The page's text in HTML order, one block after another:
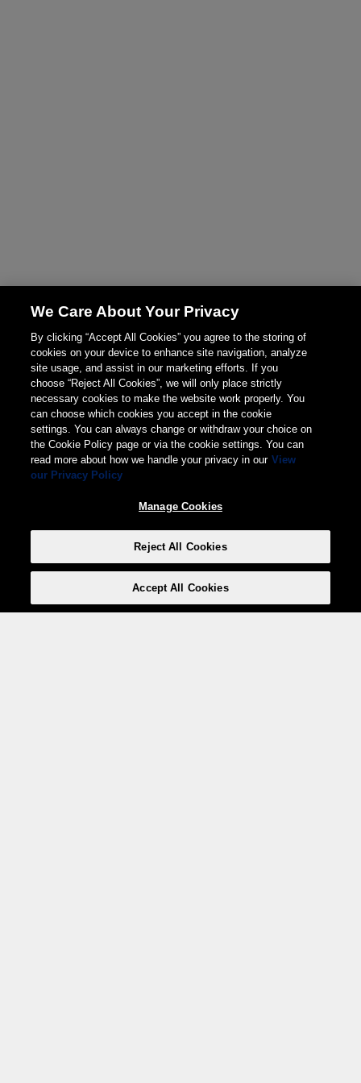
We Care About Your Privacy
By clicking “Accept All Cookies” you agree to the storing of
cookies on your device to enhance site navigation, analyze
site usage, and assist in our marketing efforts. If you
choose “Reject All Cookies”, we will only place strictly
necessary cookies to make the website work properly. You
can choose which cookies you accept in the cookie
settings. You can always change or withdraw your choice on
the Cookie Policy page or via the cookie settings. You can
read more about how we handle your privacy in our View
our Privacy Policy
Manage Cookies
Reject All Cookies
Accept All Cookies